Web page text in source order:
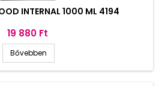
INTERNAL 1000 ML 4194
Ár
19 880 Ft
Bővebben